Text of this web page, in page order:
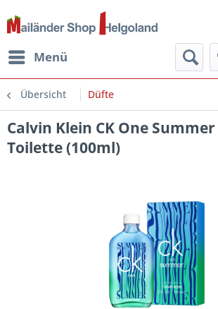
Menü
Übersicht Düfte
Calvin Klein CK One Summer
Toilette (100ml)